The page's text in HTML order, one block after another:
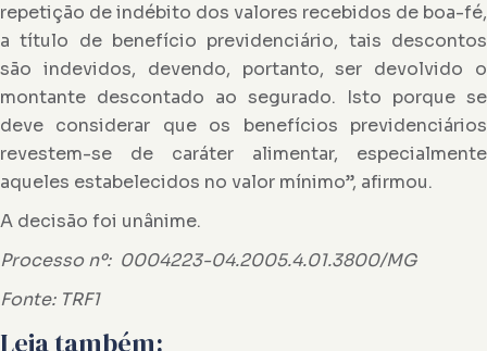
repetição de indébito dos valores recebidos de boa-fé,
a título de benefício previdenciário, tais descontos
são indevidos, devendo, portanto, ser devolvido o
montante descontado ao segurado. Isto porque se
deve considerar que os benefícios previdenciários
revestem-se de caráter alimentar, especialmente
aqueles estabelecidos no valor mínimo”, afirmou.
A decisão foi unânime.
Processo nº: 0004223-04.2005.4.01.3800/MG
Fonte: TRF1
Leia também: